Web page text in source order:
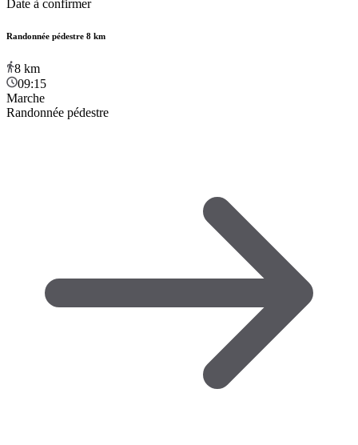
Date à confirmer
Randonnée pédestre 8 km
8 km
09:15
Marche
Randonnée pédestre